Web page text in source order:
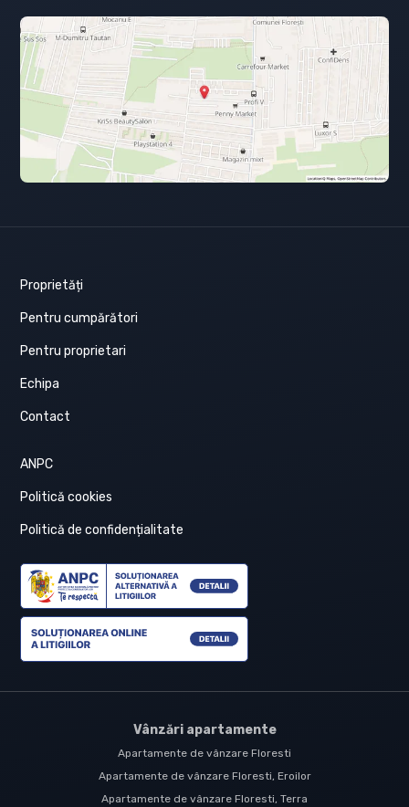
Proprietăți
Pentru cumpărători
Pentru proprietari
Echipa
Contact
ANPC
Politică cookies
Politică de confidențialitate
Vânzări apartamente
Apartamente de vânzare Floresti
Apartamente de vânzare Floresti, Eroilor
Apartamente de vânzare Floresti, Terra